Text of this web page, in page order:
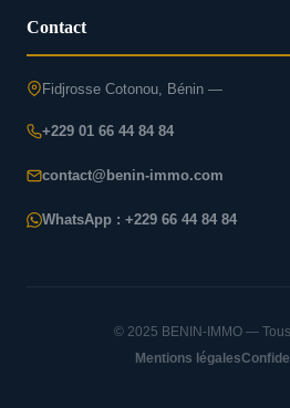
Contact
Fidjrosse Cotonou, Bénin —
+229 01 66 44 84 84
contact@benin-immo.com
WhatsApp : +229 66 44 84 84
© 2025 BENIN-IMMO —
Mentions légales